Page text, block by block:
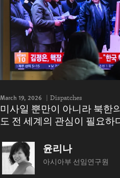
March 19, 2026 Dispatches
미사일 뿐만이 아니라 북한
도 전 세계의 관심이 필요하
윤리나
아시아부 선임연구원